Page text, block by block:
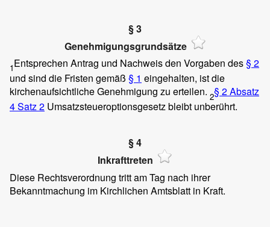
§ 3
Genehmigungsgrundsätze
1Entsprechen Antrag und Nachweis den Vorgaben des§ 2
und sind die Fristen gemäß § 1 eingehalten, ist die
kirchenaufsichtliche Genehmigung zu erteilen. 2§ 2 Absatz
4 Satz 2 Umsatzsteueroptionsgesetz bleibt unberührt.
§ 4
Inkrafttreten
Diese Rechtsverordnung tritt am Tag nach ihrer
Bekanntmachung im Kirchlichen Amtsblatt in Kraft.